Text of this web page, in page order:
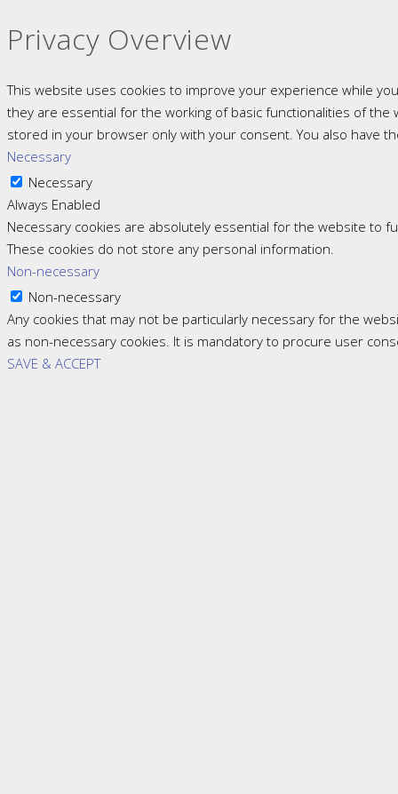
Privacy Overview
This website uses cookies to improve your experience while
they are essential for the working of basic functionalities of
stored in your browser only with your consent. You also have
Necessary
Necessary
Always Enabled
Necessary cookies are absolutely essential for the website to
These cookies do not store any personal information.
Non-necessary
Non-necessary
Any cookies that may not be particularly necessary for the
as non-necessary cookies. It is mandatory to procure user
SAVE & ACCEPT